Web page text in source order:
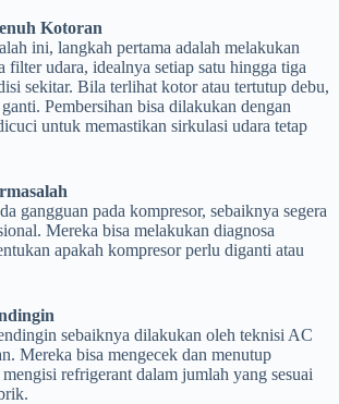
Kotoran
ini, langkah pertama adalah melakukan
filter udara, idealnya setiap satu hingga tiga
sekitar. Bila terlihat kotor atau tertutup debu,
Pembersihan bisa dilakukan dengan
untuk memastikan sirkulasi udara tetap
gangguan pada kompresor, sebaiknya segera
Mereka bisa melakukan diagnosa
apakah kompresor perlu diganti atau
sebaiknya dilakukan oleh teknisi AC
Mereka bisa mengecek dan menutup
refrigerant dalam jumlah yang sesuai